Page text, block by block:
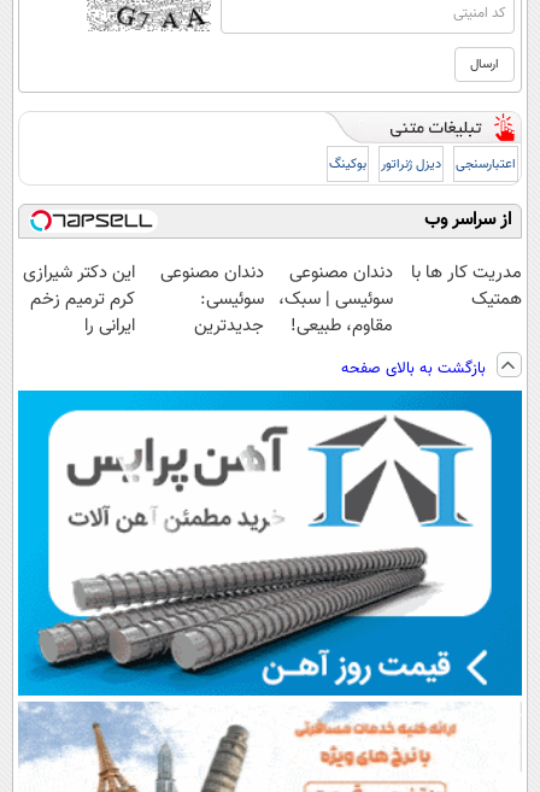
اعتبارسنجی دیزل ژنراتور بوکینگ
از سراسر وب
مدریت کار ها با
همتیک
دندان مصنوعی
سوئیسی | سبک،
مقاوم، طبیعی!
رایگان+پرداخت
اقساطی😍
دندان مصنوعی
سوئیسی:
جدیدترین
پرداخت قسطی
این دکتر شیرازی
کرم ترمیم زخم
ایرانی را
بازگشت به بالای صفحه